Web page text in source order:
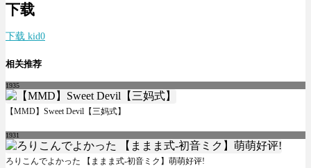
下载
下载 kid0
相关推荐
1935
【MMD】Sweet Devil【三妈式】
1931
ろりこんでよかった 【ままま式-初音ミク】萌萌好评!